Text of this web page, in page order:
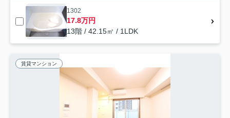
1302
17.8万円
13階 / 42.15㎡ / 1LDK
賃貸マンション